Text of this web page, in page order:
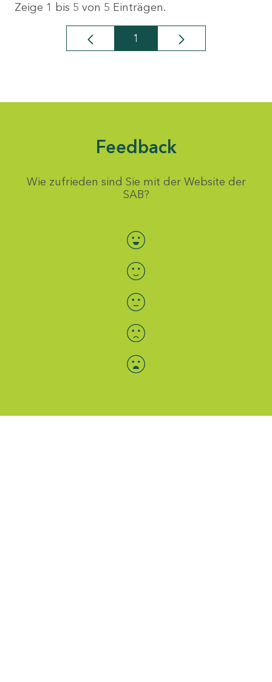
Zeige 1 bis 5 von 5 Einträgen.
Seite
1
Feedback
Wie zufrieden sind Sie mit der Website der
SAB?
Bewertung auswählen